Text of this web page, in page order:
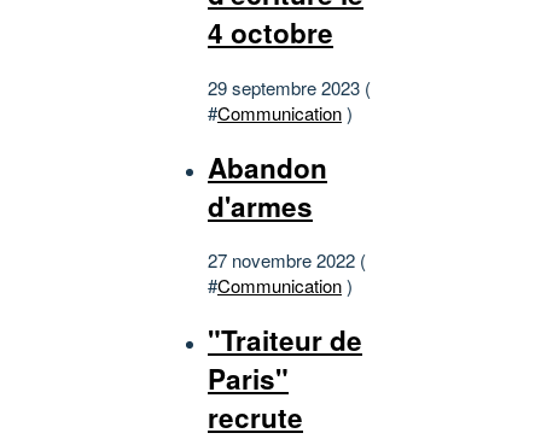
4 octobre
29 septembre 2023 (
#Communication)
Abandon
d'armes
27 novembre 2022 (
#Communication)
"Traiteur de
Paris"
recrute